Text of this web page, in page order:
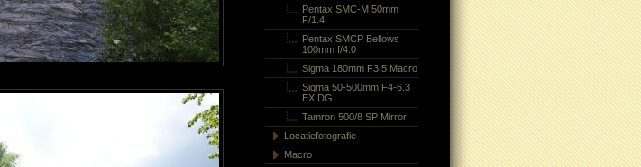
Pentax SMC-M 50mm
F/1.4
Pentax SMCP Bellows
100mm f/4.0
Sigma 180mm F3.5 Macro
Sigma 50-500mm F4-6.3
EX DG
Tamron 500/8 SP Mirror
Locatiefotografie
Macro